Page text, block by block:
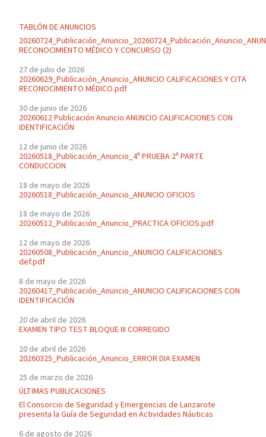
TABLÓN DE ANUNCIOS
RECONOCIMIENTO MÉDICO Y CONCURSO (2)
27 de julio de 2026
20260629_Publicación_Anuncio_ANUNCIO CALIFICACIONES Y CITA
RECONOCIMIENTO MÉDICO.pdf
30 de junio de 2026
20260612 Publicación Anuncio ANUNCIO CALIFICACIONES CON
IDENTIFICACIÓN
12 de junio de 2026
20260518_Publicación_Anuncio_4ª PRUEBA 2ª PARTE
CONDUCCION
18 de mayo de 2026
20260518_Publicación_Anuncio_ANUNCIO OFICIOS
18 de mayo de 2026
20260512_Publicación_Anuncio_PRACTICA OFICIOS.pdf
12 de mayo de 2026
20260508_Publicación_Anuncio_ANUNCIO CALIFICACIONES
def.pdf
8 de mayo de 2026
20260417_Publicación_Anuncio_ANUNCIO CALIFICACIONES CON
IDENTIFICACIÓN
20 de abril de 2026
EXAMEN TIPO TEST BLOQUE III CORREGIDO
20 de abril de 2026
20260325_Publicación_Anuncio_ERROR DIA EXAMEN
25 de marzo de 2026
ÚLTIMAS PUBLICACIONES
El Consorcio de Seguridad y Emergencias de Lanzarote
presenta la Guía de Seguridad en Actividades Náuticas
6 de agosto de 2026